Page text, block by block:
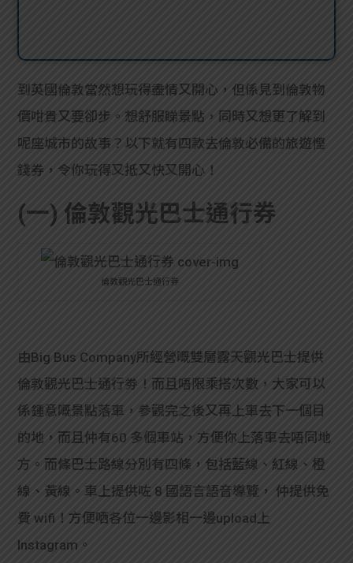
到英國倫敦當然想玩得盡情又開心，但係見到倫敦物
價咁貴又要卻步。想舒服睇景點，同時又想更了解到
呢座城市的故事？以下就有四款去倫敦必備的旅遊慳
錢券，令你玩得又抵又快又開心！
(一) 倫敦觀光巴士通行券
倫敦觀光巴士通行券
由Big Bus Company所經營嘅雙層露天觀光巴士提供
倫敦觀光巴士通行劵！而且唔限乘搭次數，大家可以
係鍾意嘅景點落車，參觀完之後又再上車去下一個目
的地，而且仲有60 多個車站，方便你上落車去唔同地
方。而條巴士路線分別有四條，包括藍線、紅線、橙
線、黃線。車上提供咗 8 國語言語音導覽， 仲提供免
費 wifi！方便哂各位一邊影相一邊upload上
Instagram。